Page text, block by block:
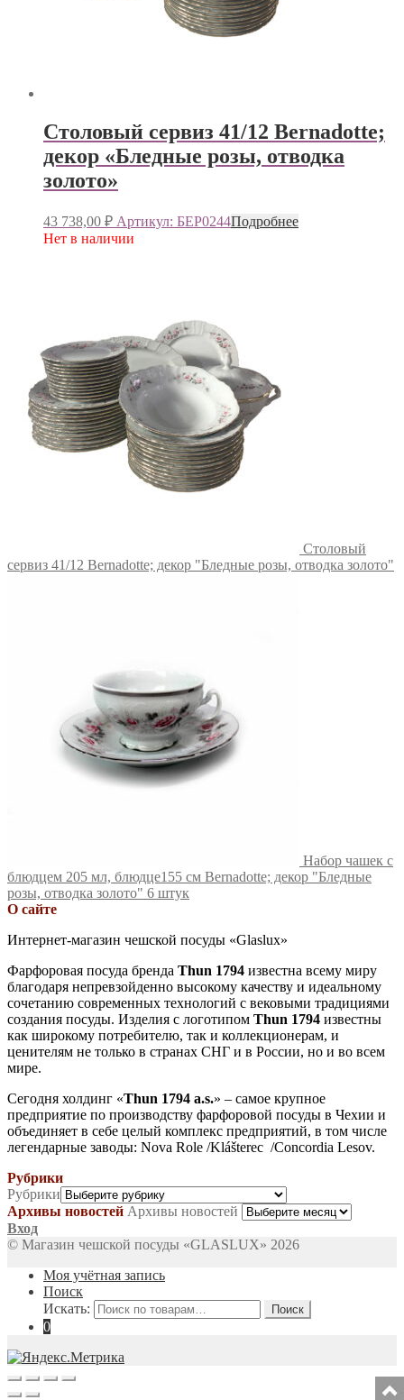
Столовый сервиз 41/12 Bernadotte;
декор «Бледные розы, отводка
золото»
43 738,00 ₽ Артикул: БЕР0244Подробнее
Нет в наличии
Столовый
сервиз 41/12 Bernadotte; декор "Бледные розы, отводка золото"
Набор чашек с
блюдцем 205 мл, блюдце155 см Bernadotte; декор "Бледные
розы, отводка золото" 6 штук
О сайте
Интернет-магазин чешской посуды «Glaslux»
Фарфоровая посуда бренда Thun 1794 известна всему миру
благодаря непревзойденно высокому качеству и идеальному
сочетанию современных технологий с вековыми традициями
создания посуды. Изделия с логотипом Thun 1794 известны
как широкому потребителю, так и коллекционерам, и
ценителям не только в странах СНГ и в России, но и во всем
мире.
Сегодня холдинг «Thun 1794 a.s.» – самое крупное
предприятие по производству фарфоровой посуды в Чехии и
объединяет в себе целый комплекс предприятий, в том числе
легендарные заводы: Nova Role /Klášterec /Concordia Lesov.
Рубрики
Рубрики
Архивы новостей Архивы новостей
Вход
© Магазин чешской посуды «GLASLUX» 2026
Моя учётная запись
Поиск
Искать:
Поиск
0